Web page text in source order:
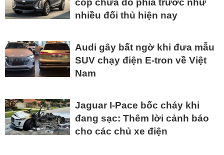
cốp chứa đồ phía trước như
nhiều đối thủ hiện nay
Audi gây bất ngờ khi đưa mẫu
SUV chạy điện E-tron về Việt
Nam
Jaguar I-Pace bốc cháy khi
đang sạc: Thêm lời cảnh báo
cho các chủ xe điện